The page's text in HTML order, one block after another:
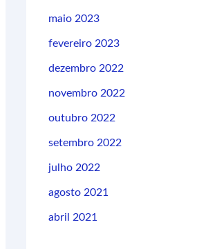
maio 2023
fevereiro 2023
dezembro 2022
novembro 2022
outubro 2022
setembro 2022
julho 2022
agosto 2021
abril 2021